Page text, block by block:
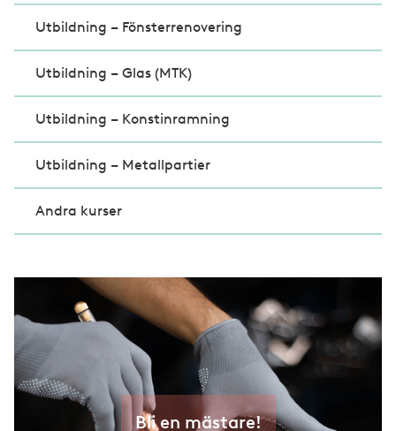
Utbildning – Fönsterrenovering
Utbildning – Glas (MTK)
Utbildning – Konstinramning
Utbildning – Metallpartier
Andra kurser
Bli en mästare!